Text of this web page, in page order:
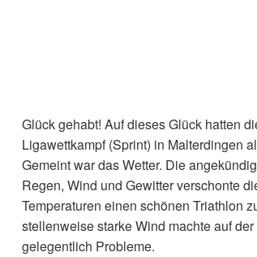
Glück gehabt! Auf dieses Glück hatten
Ligawettkampf (Sprint) in Malterdingen
Gemeint war das Wetter. Die
Regen, Wind und Gewitter verschonte
Temperaturen einen schönen Triathlon
stellenweise starke Wind machte auf
gelegentlich Probleme.